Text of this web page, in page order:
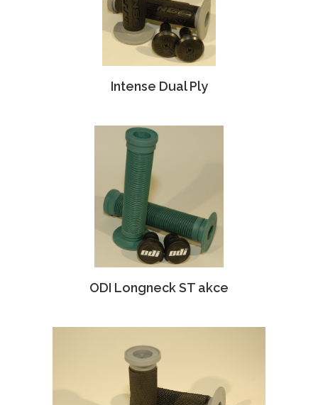
Intense Dual Ply
ODI Longneck ST akce